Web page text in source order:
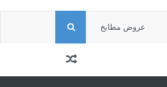
عروض مطابخ ا
ل